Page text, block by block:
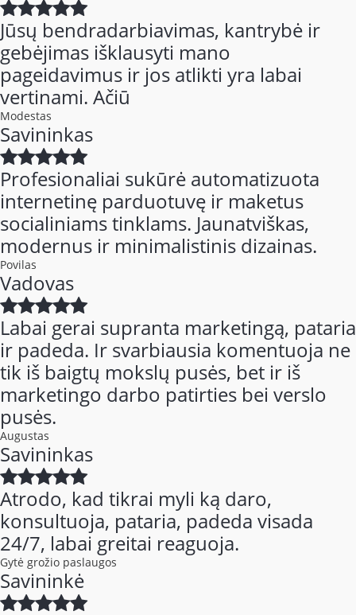
Jūsų bendradarbiavimas, kantrybė ir
gebėjimas išklausyti mano
pageidavimus ir jos atlikti yra labai
vertinami. Ačiū
Modestas
Savininkas
Profesionaliai sukūrė automatizuota
internetinę parduotuvę ir maketus
socialiniams tinklams. Jaunatviškas,
modernus ir minimalistinis dizainas.
Povilas
Vadovas
Labai gerai supranta marketingą, pataria
ir padeda. Ir svarbiausia komentuoja ne
tik iš baigtų mokslų pusės, bet ir iš
marketingo darbo patirties bei verslo
pusės.
Augustas
Savininkas
Atrodo, kad tikrai myli ką daro,
konsultuoja, pataria, padeda visada
24/7, labai greitai reaguoja.
Gytė grožio paslaugos
Savininkė